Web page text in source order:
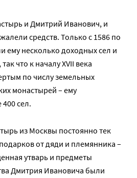
и Дмитрий Иванович, и
средств. Только с 1586 по
ему несколько доходных сел и
что к началу XVII века
по числу земельных
монастырей – ему
сел.
из Москвы постоянно тек
от дяди и племянника –
утварь и предметы
Дмитрия Ивановича были